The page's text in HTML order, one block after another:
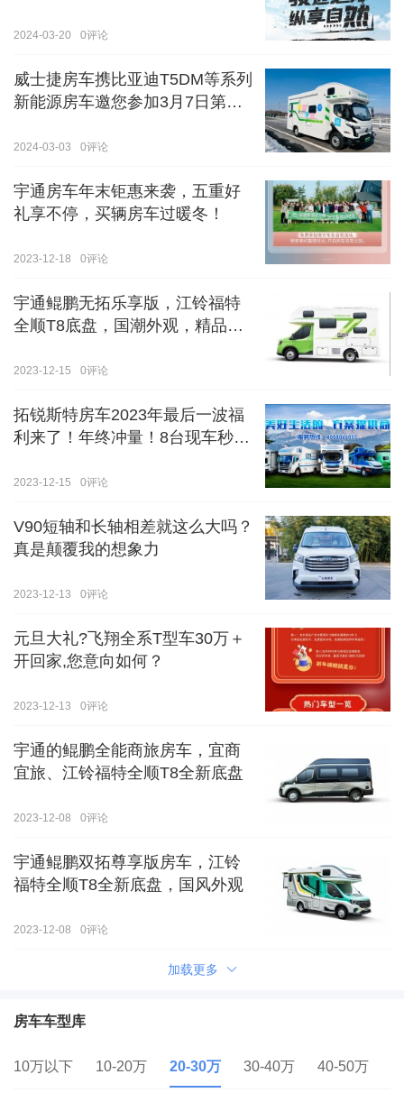
2024-03-20 0评论
威士捷房车携比亚迪T5DM等系列
新能源房车邀您参加3月7日第八
2024-03-03 0评论
宇通房车年末钜惠来袭，五重好
礼享不停，买辆房车过暖冬！
2023-12-18 0评论
宇通鲲鹏无拓乐享版，江铃福特
全顺T8底盘，国潮外观，精品内
2023-12-15 0评论
拓锐斯特房车2023年最后一波福
利来了！年终冲量！8台现车秒杀
2023-12-15 0评论
V90短轴和长轴相差就这么大吗？
真是颠覆我的想象力
2023-12-13 0评论
元旦大礼?飞翔全系T型车30万＋
开回家,您意向如何？
2023-12-13 0评论
宇通的鲲鹏全能商旅房车，宜商
宜旅、江铃福特全顺T8全新底盘
2023-12-08 0评论
宇通鲲鹏双拓尊享版房车，江铃
福特全顺T8全新底盘，国风外观
2023-12-08 0评论
加载更多
房车车型库
10万以下 10-20万 20-30万 30-40万 40-50万